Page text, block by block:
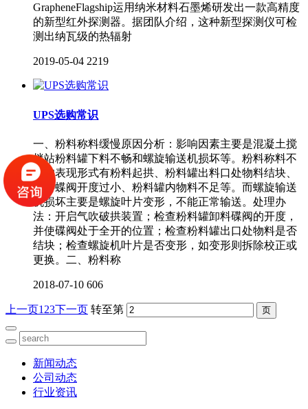
GrapheneFlagship运用纳米材料石墨烯研发出一款高精度
的新型红外探测器。据团队介绍，这种新型探测仪可检
测出纳瓦级的热辐射
2019-05-04 2219
UPS选购常识
一、粉料称料缓慢原因分析：影响因素主要是混凝土搅
拌站粉料罐下料不畅和螺旋输送机损坏等。粉料称料不
畅的表现形式有粉料起拱、粉料罐出料口处物料结块、
出料蝶阀开度过小、粉料罐内物料不足等。而螺旋输送
机损坏主要是螺旋叶片变形，不能正常输送。处理办
法：开启气吹破拱装置；检查粉料罐卸料碟阀的开度，
并使碟阀处于全开的位置；检查粉料罐出口处物料是否
结块；检查螺旋机叶片是否变形，如变形则拆除校正或
更换。二、粉料称
2018-07-10 606
上一页1 23下一页 转至第
新闻动态
公司动态
行业资讯